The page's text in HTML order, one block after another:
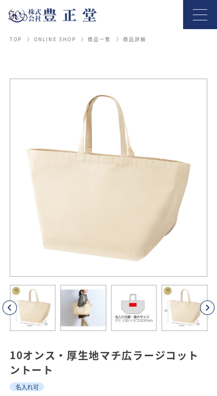
TOP ONLINE SHOP 商品一覧 商品詳細
10オンス・厚生地マチ広ラージコット
ントート
名入れ可